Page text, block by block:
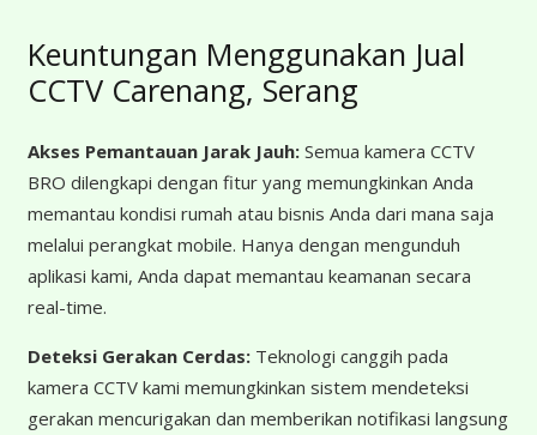
Keuntungan Menggunakan Jual
CCTV Carenang, Serang
Akses Pemantauan Jarak Jauh:Semua kamera CCTV
BRO dilengkapi dengan fitur yang memungkinkan Anda
memantau kondisi rumah atau bisnis Anda dari mana saja
melalui perangkat mobile. Hanya dengan mengunduh
aplikasi kami, Anda dapat memantau keamanan secara
real-time.
Deteksi Gerakan Cerdas:Teknologi canggih pada
kamera CCTV kami memungkinkan sistem mendeteksi
gerakan mencurigakan dan memberikan notifikasi langsung